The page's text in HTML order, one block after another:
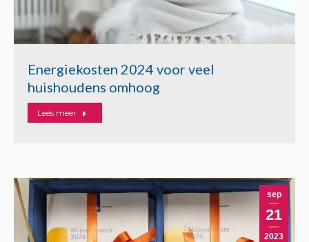
Energiekosten 2024 voor veel
huishoudens omhoog
Lees meer
sep
21
2023